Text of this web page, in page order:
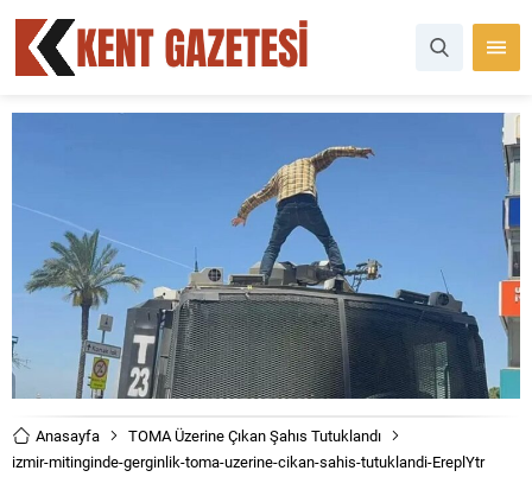
Anasayfa
TOMA Üzerine Çıkan Şahıs Tutuklandı
izmir-mitinginde-gerginlik-toma-uzerine-cikan-sahis-tutuklandi-EreplYtr